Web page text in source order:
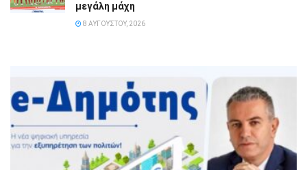
μεγάλη μάχη
8 ΑΥΓΟΎΣΤΟΥ, 2026